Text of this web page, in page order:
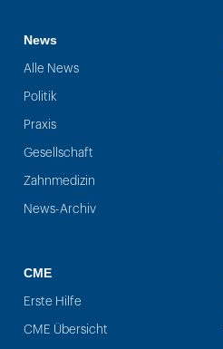
News
Alle News
Politik
Praxis
Gesellschaft
Zahnmedizin
News-Archiv
CME
Erste Hilfe
CME Übersicht